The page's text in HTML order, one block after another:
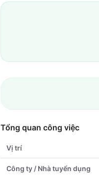
Tổng quan công việc
Vị trí
Công ty / Nhà tuyển dụng